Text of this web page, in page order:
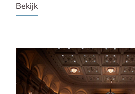
met live muziek van Caroline
Bekijk